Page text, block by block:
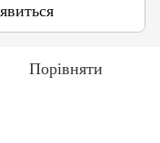
Порівняти